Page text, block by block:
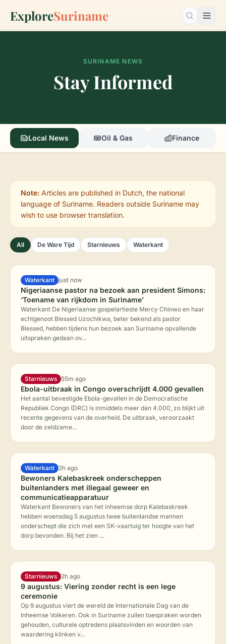
ExploreSuriname Search…
SURINAME NEWS
Stay Informed
Local News Oil & Gas Finance
Note: Articles are published in Dutch, the national
language of Suriname. Readers outside Suriname may
wish to use browser translation.
All De Ware Tijd Starnieuws Waterkant
Waterkant just now
Nigeriaanse pastor na bezoek aan president Simons:
‘Toename van rijkdom in Suriname’
Waterkant De Nigeriaanse gospelartieste Mercy Chinwo en haar
echtgenoot Blessed Uzochikwa, beter bekend als pastor
Blessed, hebben tijdens hun bezoek aan Suriname opvallende
uitspraken gedaan ov...
Starnieuws 55m ago
Ebola-uitbraak in Congo overschrijdt 4.000 gevallen
Het aantal bevestigde Ebola-gevallen in de Democratische
Republiek Congo (DRC) is inmiddels meer dan 4.000, zo blijkt uit
recente gegevens van de overheid. De uitbraak, veroorzaakt
door de zeldzame...
Waterkant 2h ago
Bewoners Kalebaskreek onderscheppen
buitenlanders met illegaal geweer en
communicatieapparatuur
Waterkant Bewoners van het inheemse dorp Kalebaskreek
hebben woensdag 5 augustus twee buitenlandse mannen
onderschept die zich met een SK-vaartuig ter hoogte van het
dorp bevonden. Bij het zien ...
Starnieuws 2h ago
9 augustus: Viering zonder recht is een lege
ceremonie
Op 9 augustus viert de wereld de Internationale Dag van de
Inheemse Volkeren. Ook in Suriname zullen toespraken worden
gehouden, culturele optredens plaatsvinden en woorden van
waardering klinken v...